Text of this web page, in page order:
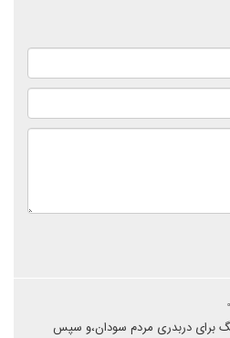
برای دربدری مردم سودان،و سپس